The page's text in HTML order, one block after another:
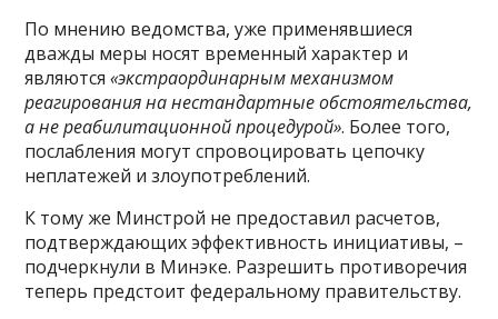
По мнению ведомства, уже применявшиеся
дважды меры носят временный характер и
являются«экстраординарным механизмом
реагирования на нестандартные обстоятельства,
а не реабилитационной процедурой». Более того,
послабления могут спровоцировать цепочку
неплатежей и злоупотреблений.
К тому же Минстрой не предоставил расчетов,
подтверждающих эффективность инициативы, –
подчеркнули в Минэке. Разрешить противоречия
теперь предстоит федеральному правительству.